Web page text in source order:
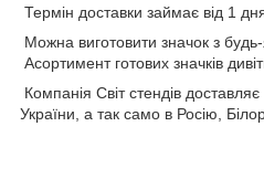
Термін доставки займає від 1
Можна виготовити значок з
Асортимент готових значків
Компанія Світ стендів
України, а так само в Росію,